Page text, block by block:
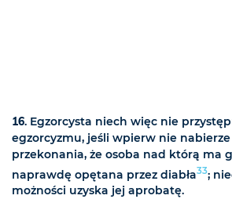
16. Egzorcysta niech więc nie
egzorcyzmu, jeśli wpierw nie
przekonania, że osoba nad którą ma
naprawdę opętana przez diabła33;
możności uzyska jej aprobatę.